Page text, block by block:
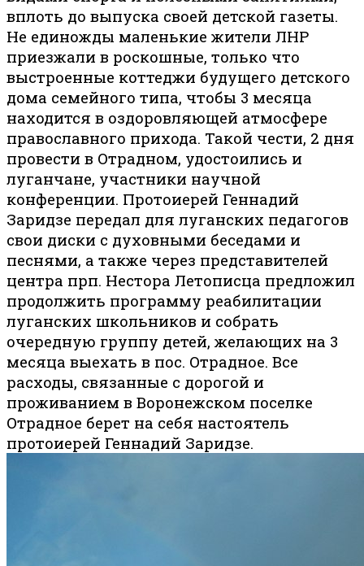
вплоть до выпуска своей детской газеты.
Не единожды маленькие жители ЛНР
приезжали в роскошные, только что
выстроенные коттеджи будущего детского
дома семейного типа, чтобы 3 месяца
находится в оздоровляющей атмосфере
православного прихода. Такой чести, 2 дня
провести в Отрадном, удостоились и
луганчане, участники научной
конференции. Протоиерей Геннадий
Заридзе передал для луганских педагогов
свои диски с духовными беседами и
песнями, а также через представителей
центра прп. Нестора Летописца предложил
продолжить программу реабилитации
луганских школьников и собрать
очередную группу детей, желающих на 3
месяца выехать в пос. Отрадное. Все
расходы, связанные с дорогой и
проживанием в Воронежском поселке
Отрадное берет на себя настоятель
протоиерей Геннадий Заридзе.